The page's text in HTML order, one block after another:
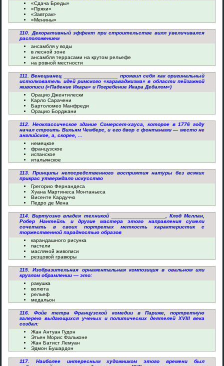
«Сдача Бреды»
«Пряхи»
«Завтрак»
«Менины»
110. Декоративный эффект при строительстве вилл увеличивался
расположением
ансамбля у воды
в лесной зоне
ансамбля террасами на крутом рельефе
на ровной местности
111. Венецианец __________________ проявил себя как оригинальный
истолкователь идей римского «караваджизма» в области пейзажной
живописи («Падение Икара» и Погребение Икара Дедалом»)
Орацио Джентилески
Карло Сарачени
Бартоломео Манфреди
Орацио Борджани
112. Неоклассическое здание Сомерсет-хауса, которое в 1776 году
начал строить Вильям Чемберс, и его двор с фонтанами — место не
английское, а, скорее, ...
немецкое
французское
испанское
итальянское
113. Принципы непосредственного восприятия натуры без всяких
прикрас утверждало искусство
Грегорио Фернандеса
Хуана Мартинеса Монтаньеса
Висенте Кардуччо
Педро де Мена
114. Виртуозно владея техникой __________________, Клод Меллан,
Робер Нантейль и другие мастера этого направления сумели
сочетать в своих портретах меткость характеристик с
торжественной парадностью образов
карандашного рисунка
пастели
масляной живописи
резцовой гравюры
115. Изобразительная орнаментальная композиция в овальном или
круглом обрамлении — это:
ракушка
волюта
рельеф
медальон
116. Фойе тетра Французской комедии в Париже, портретную
галерею выдающихся ученых и политических деятелей XVIII века
создал:
Жан Антуан Гудон
Этьен Морис Фальконе
Жан Батист Лемуан
Эдмон Бушардон
117. Наиболее интересным художником этого времени был